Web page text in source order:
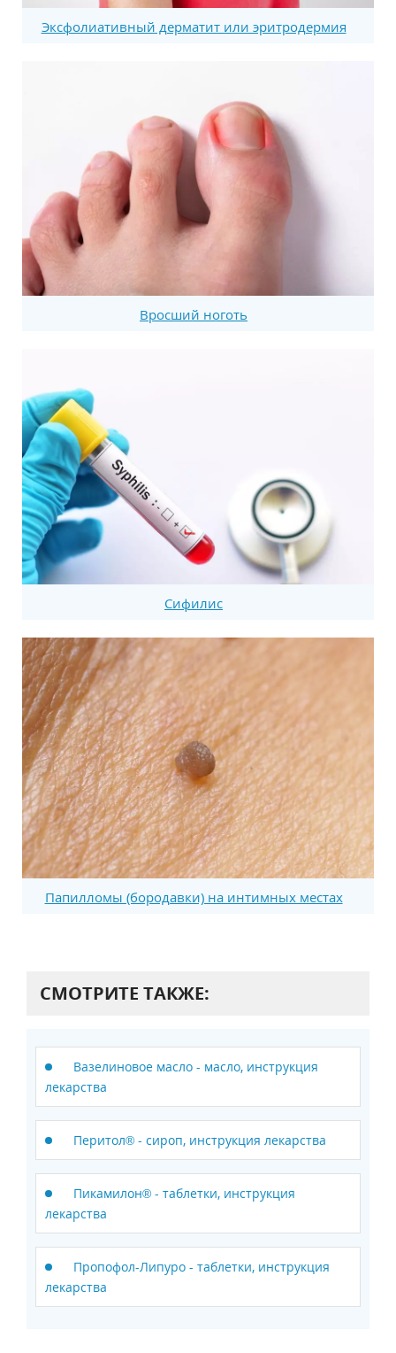
Эксфолиативный дерматит или эритродермия
Вросший ноготь
Сифилис
Папилломы (бородавки) на интимных местах
СМОТРИТЕ ТАКЖЕ:
Вазелиновое масло - масло, инструкция
лекарства
Перитол® - сироп, инструкция лекарства
Пикамилон® - таблетки, инструкция
лекарства
Пропофол-Липуро - таблетки, инструкция
лекарства